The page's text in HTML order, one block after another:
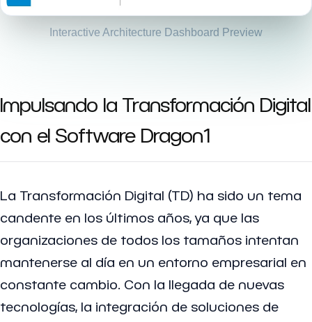
Interactive Architecture Dashboard Preview
Impulsando la Transformación Digital
con el Software Dragon1
La Transformación Digital (TD) ha sido un tema
candente en los últimos años, ya que las
organizaciones de todos los tamaños intentan
mantenerse al día en un entorno empresarial en
constante cambio. Con la llegada de nuevas
tecnologías, la integración de soluciones de